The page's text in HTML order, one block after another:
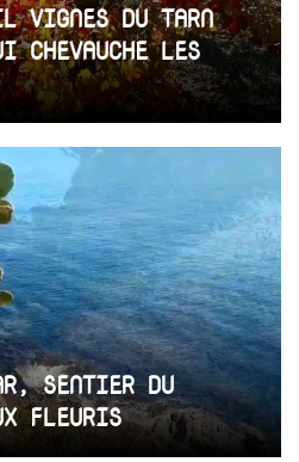
VIGNES DU TARN
CHEVAUCHE LES
SENTIER DU
FLEURIS